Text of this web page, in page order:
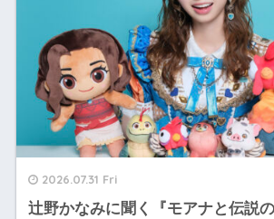
2026.07.31 Fri
辻野かなみに聞く『モアナと伝説